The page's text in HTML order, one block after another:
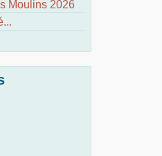
Moulins 2026